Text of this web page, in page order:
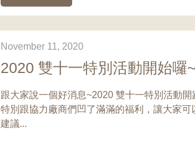
November 11, 2020
2020 雙十一特別活動開始囉
跟大家說一個好消息~2020 雙十一特別活動
特別跟協力廠商們凹了滿滿的福利，讓大家
建議...